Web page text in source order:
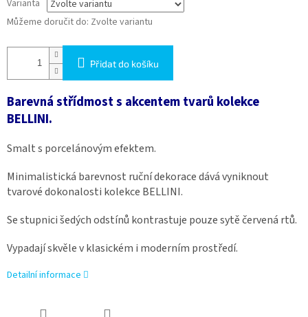
Varianta
Můžeme doručit do: Zvolte variantu
Přidat do košíku
Barevná střídmost s akcentem tvarů kolekce
BELLINI.
Smalt s porcelánovým efektem.
Minimalistická barevnost ruční dekorace dává vyniknout
tvarové dokonalosti kolekce BELLINI.
Se stupnici šedých odstínů kontrastuje pouze sytě červená rtů.
Vypadají skvěle v klasickém i moderním prostředí.
Detailní informace